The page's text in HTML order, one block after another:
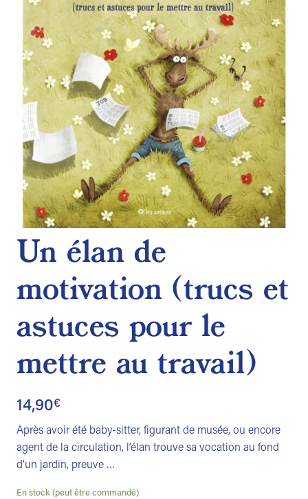
souhaits
Un élan de
motivation (trucs et
astuces pour le
mettre au travail)
14,90€
Après avoir été baby-sitter, figurant de musée, ou encore
agent de la circulation, l’élan trouve sa vocation au fond
d’un jardin, preuve …
En stock (peut être commandé)